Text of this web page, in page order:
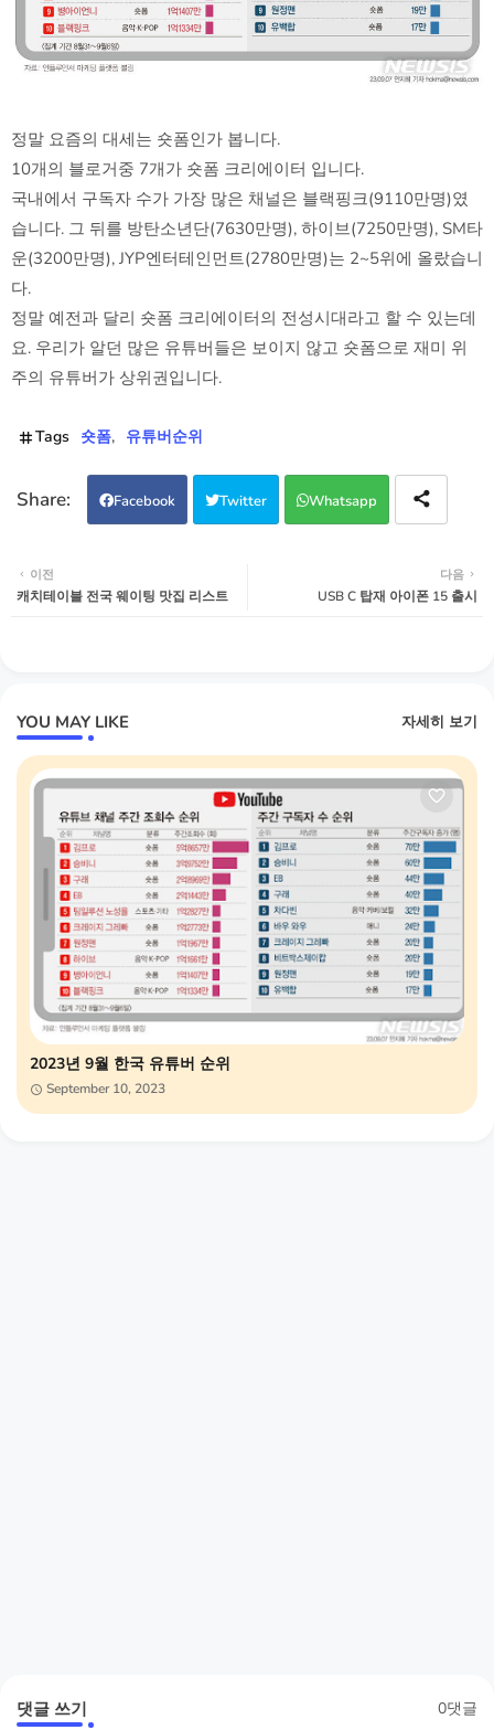
정말 요즘의 대세는 숏폼인가 봅니다.
10개의 블로거중 7개가 숏폼 크리에이터 입니다.
국내에서 구독자 수가 가장 많은 채널은 블랙핑크(9110만명)였
습니다. 그 뒤를 방탄소년단(7630만명), 하이브(7250만명), SM타
운(3200만명), JYP엔터테인먼트(2780만명)는 2~5위에 올랐습니
다.
정말 예전과 달리 숏폼 크리에이터의 전성시대라고 할 수 있는데
요. 우리가 알던 많은 유튜버들은 보이지 않고 숏폼으로 재미 위
주의 유튜버가 상위권입니다.
Tags 숏폼 유튜버순위
Facebook Twitter Whatsapp
다음
USB C 탑재 아이폰 15 출시
이전
캐치테이블 전국 웨이팅 맛집 리스트
YOU MAY LIKE 자세히 보기
2023년 9월 한국 유튜버 순위
September 10, 2023
댓글 쓰기 0댓글